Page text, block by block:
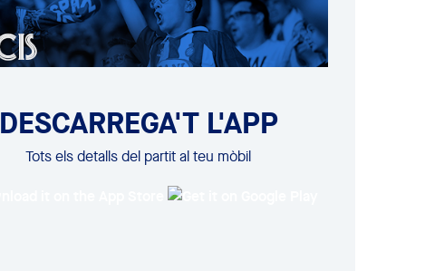
DESCARREGA'T L'APP
Tots els detalls del partit al teu mòbil